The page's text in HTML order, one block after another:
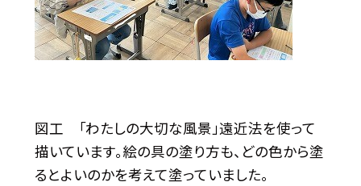
図工 「わたしの大切な風景」遠近法を使って
描いています。絵の具の塗り方も、どの色から塗
るとよいのかを考えて塗っていました。